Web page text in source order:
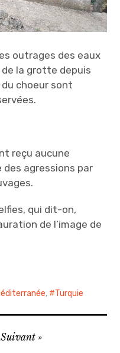
outrages des eaux
la grotte depuis
choeur sont
reçu aucune
agressions par
qui dit-on,
de l’image de
, Turquie
Suivant